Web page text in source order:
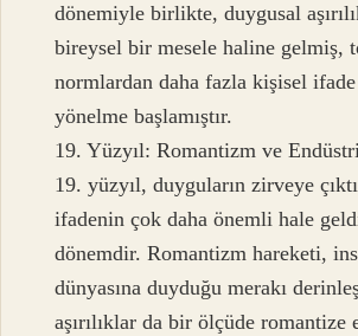
dönemiyle birlikte, duygusal
bireysel bir mesele haline gelmiş,
normlardan daha fazla kişisel
yönelme başlamıştır.
19. Yüzyıl: Romantizm ve
19. yüzyıl, duyguların zirveye
ifadenin çok daha önemli hale
dönemdir. Romantizm hareketi,
dünyasına duyduğu merakı
aşırılıklar da bir ölçüde